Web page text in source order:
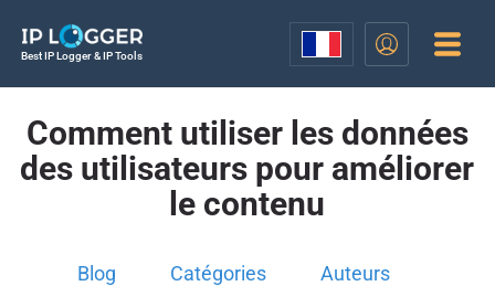
Best IP Logger & IP Tools
Comment utiliser les données
des utilisateurs pour améliorer
le contenu
Blog Catégories Auteurs